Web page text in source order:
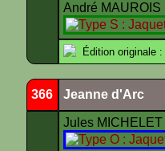
André MAUROIS
Édition originale :
366 Jeanne d'Arc
Jules MICHELET